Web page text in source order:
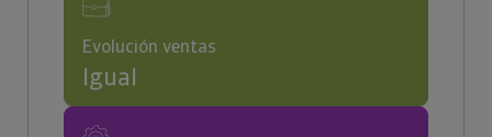
Evolución ventas
Igual